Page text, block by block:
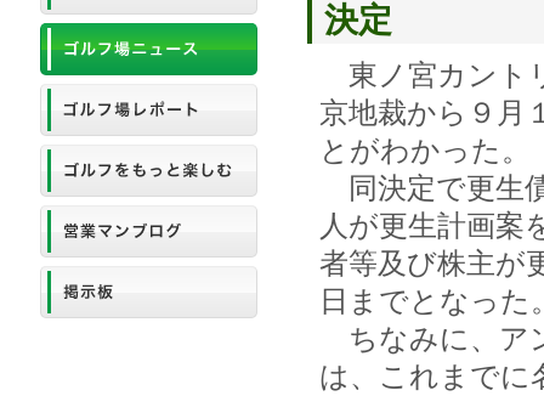
決定
東ノ宮カント
京地裁から９月
とがわかった。
同決定で更生
人が更生計画案
者等及び株主が
日までとなった
ちなみに、ア
は、これまでに